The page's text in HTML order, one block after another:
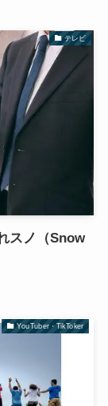
テレビ
スノ（Snow
YouTuber・TikToker